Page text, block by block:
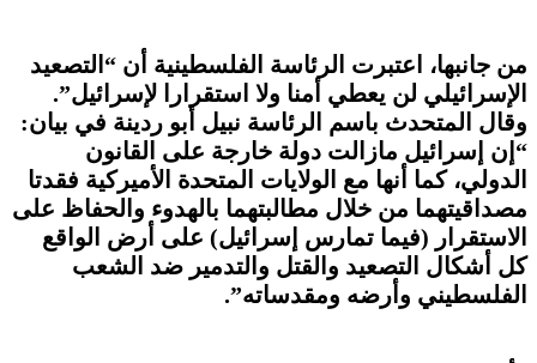
من جانبها، اعتبرت الرئاسة الفلسطينية أن “التصعيد
الإسرائيلي لن يعطي أمنا ولا استقرارا لإسرائيل”.
وقال المتحدث باسم الرئاسة نبيل أبو ردينة في بيان:
“إن إسرائيل مازالت دولة خارجة على القانون
الدولي، كما أنها مع الولايات المتحدة الأميركية فقدتا
مصداقيتهما من خلال مطالبتهما بالهدوء والحفاظ على
الاستقرار (فيما تمارس إسرائيل) على أرض الواقع
كل أشكال التصعيد والقتل والتدمير ضد الشعب
الفلسطيني وأرضه ومقدساته”.